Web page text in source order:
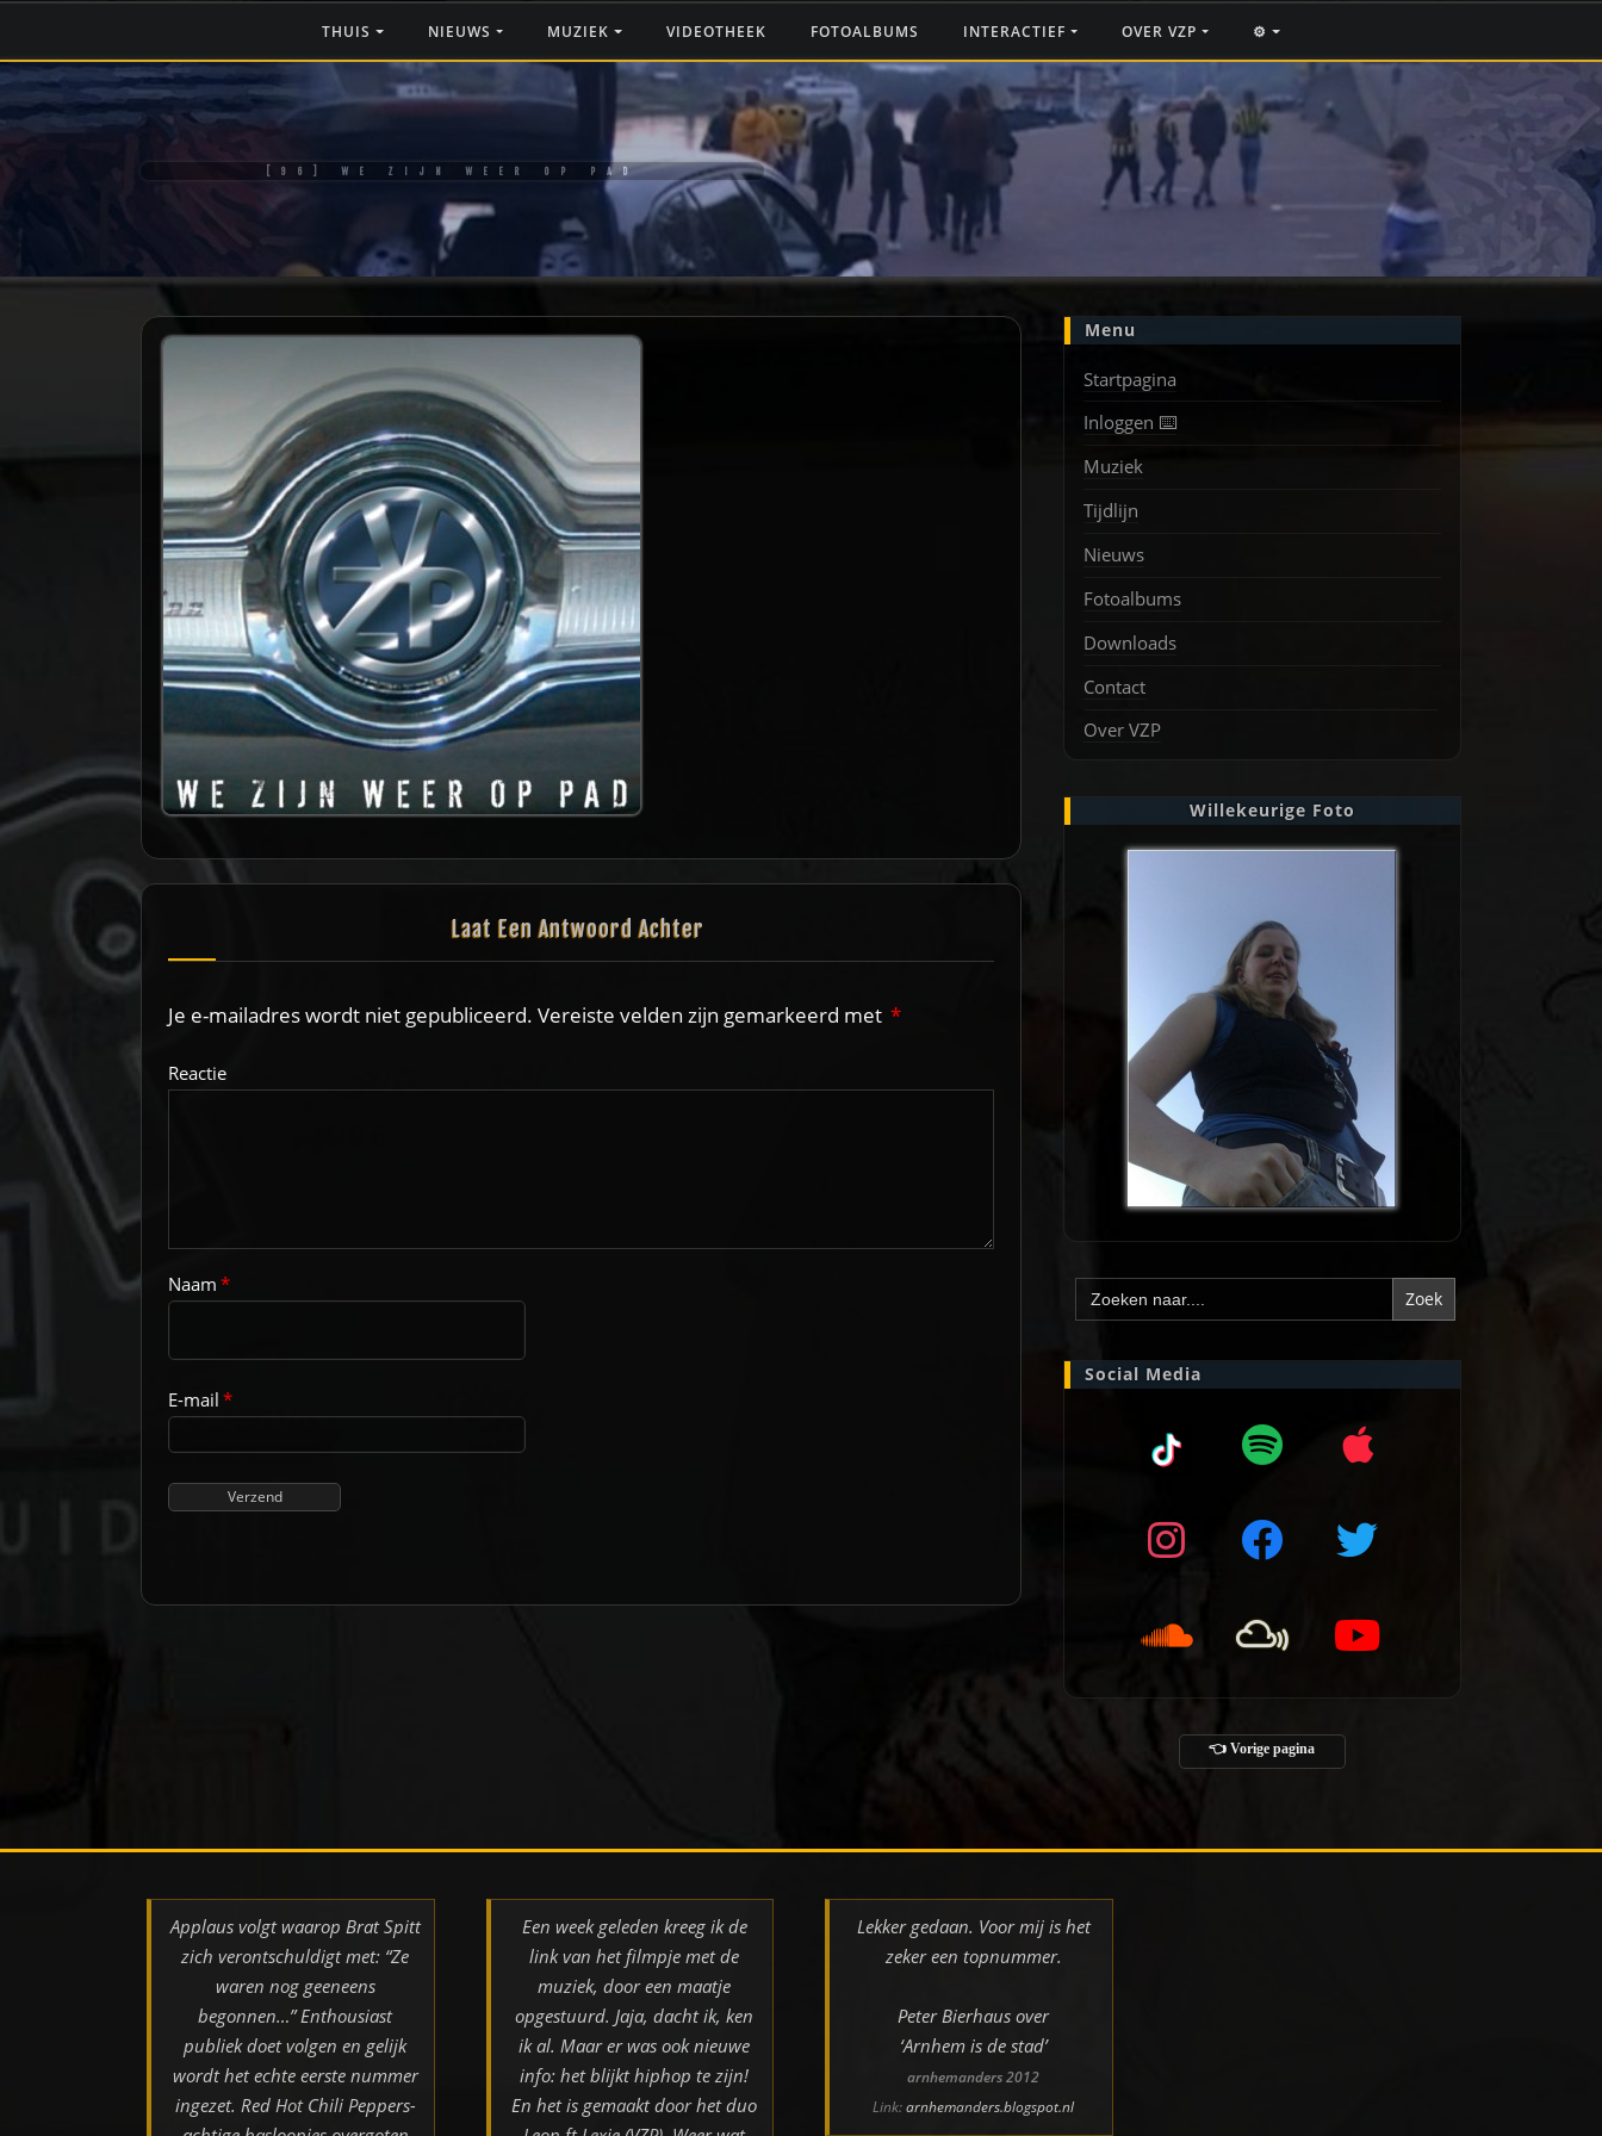
inhoud
THUIS NIEUWS MUZIEK VIDEOTHEEK FOTOALBUMS INTERACTIEF OVER VZP ⚙️
[96] WE ZIJN WEER OP PAD
Laat Een Antwoord Achter
Je e-mailadres wordt niet gepubliceerd. Vereiste velden zijn gemarkeerd met *
Reactie
Naam*
E-mail*
Menu
Startpagina
Inloggen ⌨️
Muziek
Tijdlijn
Nieuws
Fotoalbums
Downloads
Contact
Over VZP
Willekeurige Foto
Zoek
naar:
Social Media
👈 Vorige pagina
Applaus volgt waarop Brat Spitt
zich verontschuldigt met: “Ze
waren nog geeneens
begonnen…” Enthousiast
publiek doet volgen en gelijk
wordt het echte eerste nummer
ingezet. Red Hot Chili Peppers-
Een week geleden kreeg ik de
link van het filmpje met de
muziek, door een maatje
opgestuurd. Jaja, dacht ik, ken
ik al. Maar er was ook nieuwe
info: het blijkt hiphop te zijn!
En het is gemaakt door het duo
Lekker gedaan. Voor mij is het
zeker een topnummer.
Peter Bierhaus over
‘Arnhem is de stad’
arnhemanders 2012
Link:arnhemanders.blogspot.nl